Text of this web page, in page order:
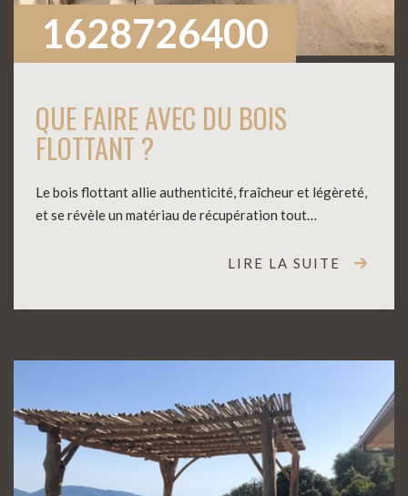
1628726400
QUE FAIRE AVEC DU BOIS
FLOTTANT ?
Le bois flottant allie authenticité, fraîcheur et légèreté,
et se révèle un matériau de récupération tout…
LIRE LA SUITE